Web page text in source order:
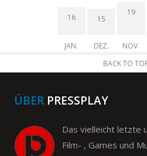
16
JAN.
15
DEZ.
19
NOV.
BACK TO
ÜBER PRESSPLAY
Das vielleicht letzte
Film- , Games und